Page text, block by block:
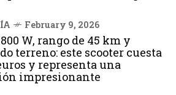
February 9, 2026
W, rango de 45 km y
terreno: este scooter cuesta
y representa una
impresionante